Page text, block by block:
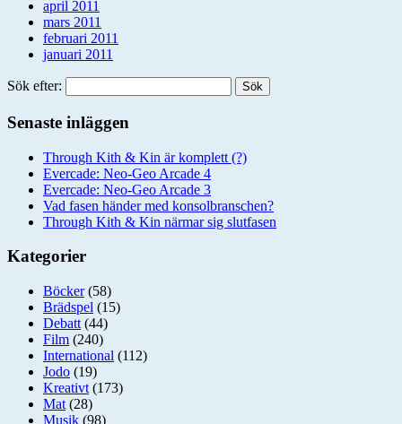
april 2011
mars 2011
februari 2011
januari 2011
Sök efter:
Senaste inläggen
Through Kith & Kin är komplett (?)
Evercade: Neo-Geo Arcade 4
Evercade: Neo-Geo Arcade 3
Vad fasen händer med konsolbranschen?
Through Kith & Kin närmar sig slutfasen
Kategorier
Böcker(58)
Brädspel (15)
Debatt (44)
Film (240)
International (112)
Jodo (19)
Kreativt (173)
Mat (28)
Musik (98)